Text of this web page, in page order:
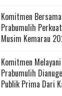
Komitmen
Prabumulih
Musim Kemarau
Komitmen
Prabumulih
Publik Prima Dari